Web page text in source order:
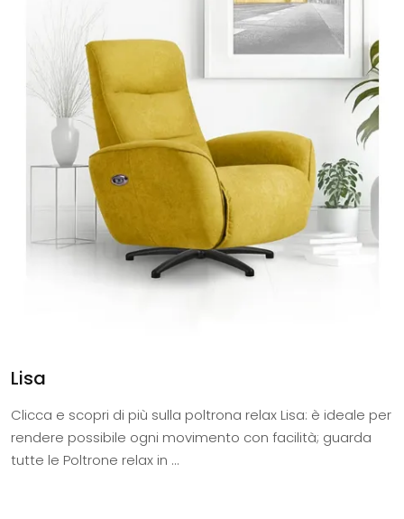
Lisa
Clicca e scopri di più sulla poltrona relax Lisa: è ideale per
rendere possibile ogni movimento con facilità; guarda
tutte le Poltrone relax in ...